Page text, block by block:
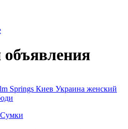
Springs Киев Украина женский
Сумки